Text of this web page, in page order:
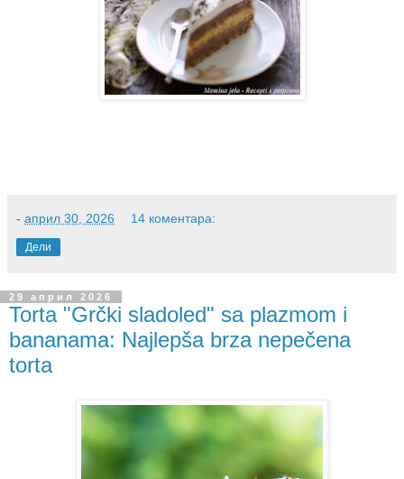
- април 30, 2026 14 коментара:
Дели
29 април 2026
Torta "Grčki sladoled" sa plazmom i
bananama: Najlepša brza nepečena
torta